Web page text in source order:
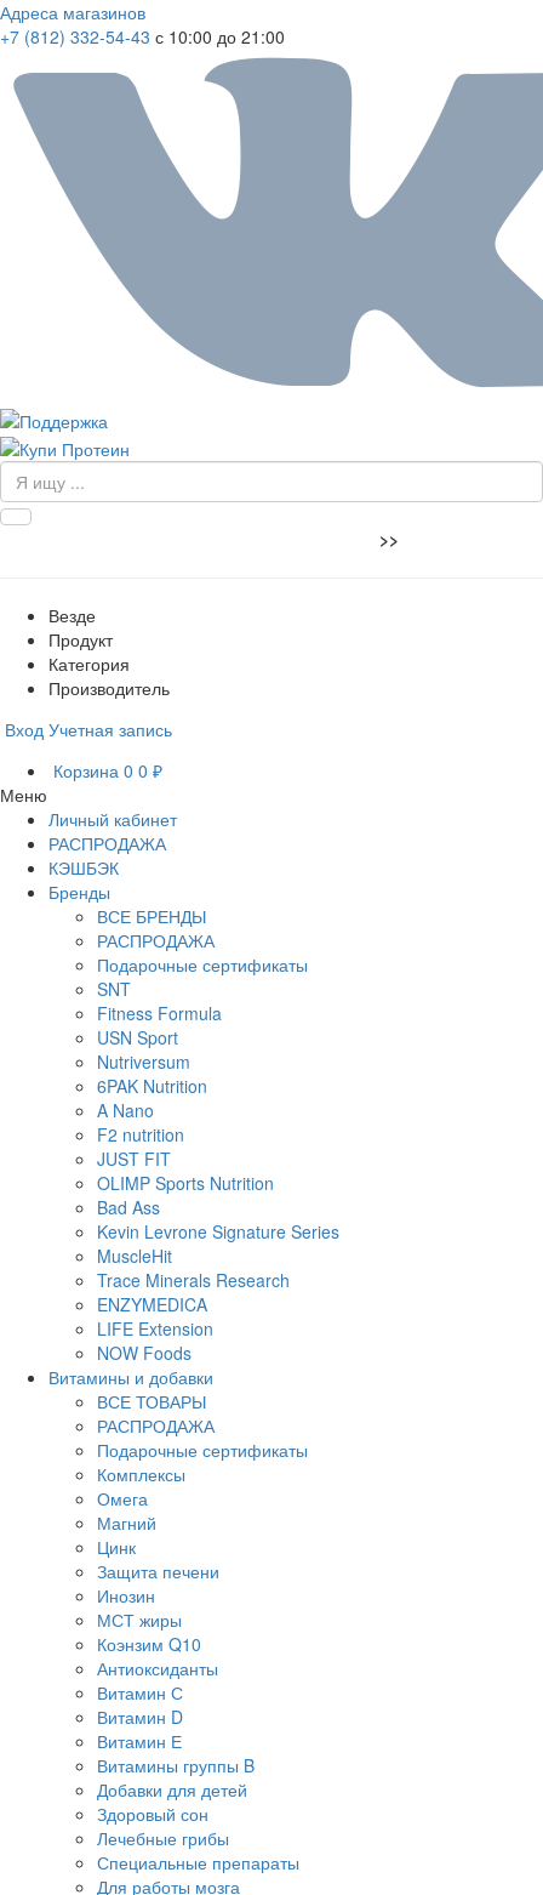
Адреса магазинов
+7 (812) 332-54-43 с 10:00 до 21:00
>>
Везде
Продукт
Категория
Производитель
Вход Учетная запись
Корзина 0 0 ₽
Меню
Личный кабинет
РАСПРОДАЖА
КЭШБЭК
Бренды
ВСЕ БРЕНДЫ
РАСПРОДАЖА
Подарочные сертификаты
SNT
Fitness Formula
USN Sport
Nutriversum
6PAK Nutrition
A Nano
F2 nutrition
JUST FIT
OLIMP Sports Nutrition
Bad Ass
Kevin Levrone Signature Series
MuscleHit
Trace Minerals Research
ENZYMEDICA
LIFE Extension
NOW Foods
Витамины и добавки
ВСЕ ТОВАРЫ
РАСПРОДАЖА
Подарочные сертификаты
Комплексы
Омега
Магний
Цинк
Защита печени
Инозин
МСТ жиры
Коэнзим Q10
Антиоксиданты
Витамин С
Витамин D
Витамин Е
Витамины группы B
Добавки для детей
Здоровый сон
Лечебные грибы
Специальные препараты
Для работы мозга